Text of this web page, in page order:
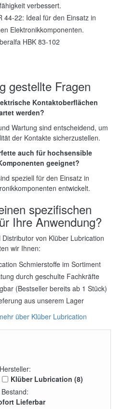
verbessert.
44-22: Ideal für den Einsatz in
Elektronikkomponenten.
HBK 83-102
gestellte Fragen
Kontaktoberflächen
werden?
Wartung sind entscheidend, um
der Kontakte sicherzustellen.
auch für hochsensible
geeignet?
speziell für den Einsatz in
entwickelt.
spezifischen
Ihre Anwendung?
von Klüber Lubrication
wir Ihnen:
Schmierstoffe im Sortiment
durch geschulte Fachkräfte
(Bestseller bereits ab 1 Stück)
aus unserem Lager
über Klüber Lubrication
Hersteller:
Klüber Lubrication (8)
Bestand:
Lieferbar